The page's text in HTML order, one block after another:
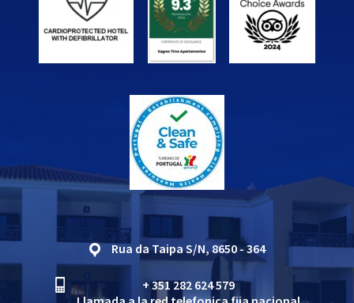
Rua da Taipa S/N, 8650 - 364
+ 351 282 624 579